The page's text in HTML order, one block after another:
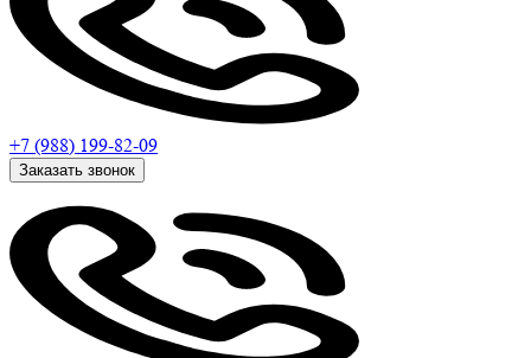
+7 (988) 199-82-09
Заказать звонок